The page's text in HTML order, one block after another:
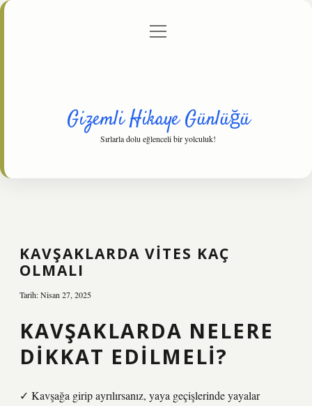
Gizlilik Politikası
menüyü
Gizemli Hikaye Günlüğü
Sırlarla dolu eğlenceli bir yolculuk!
KAVŞAKLARDA VITES KAÇ
OLMALI
Tarih: Nisan 27, 2025
KAVŞAKLARDA NELERE
DIKKAT EDILMELI?
✓ Kavşağa girip ayrılırsanız, yaya geçişlerinde yayalar